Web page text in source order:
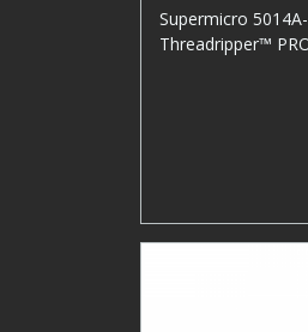
Supermicro
Threadripper™